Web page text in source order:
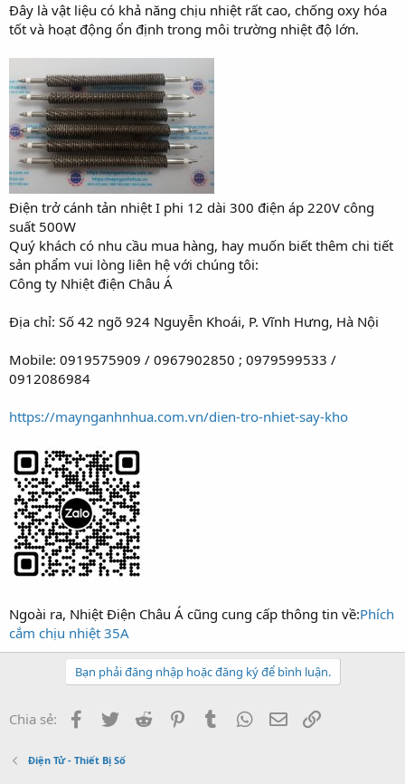
Đây là vật liệu có khả năng chịu nhiệt rất cao, chống oxy hóa
tốt và hoạt động ổn định trong môi trường nhiệt độ lớn.
Điện trở cánh tản nhiệt I phi 12 dài 300 điện áp 220V công
suất 500W
Quý khách có nhu cầu mua hàng, hay muốn biết thêm chi tiết
sản phẩm vui lòng liên hệ với chúng tôi:
Công ty Nhiệt điện Châu Á
Địa chỉ: Số 42 ngõ 924 Nguyễn Khoái, P. Vĩnh Hưng, Hà Nội
Mobile: 0919575909 / 0967902850 ; 0979599533 /
0912086984
https://maynganhnhua.com.vn/dien-tro-nhiet-say-kho
Ngoài ra, Nhiệt Điện Châu Á cũng cung cấp thông tin về:Phích
cắm chịu nhiệt 35A
Bạn phải đăng nhập hoặc đăng ký để bình luận.
Chia sẻ: Facebook
Twitter Reddit PinterestTumblr WhatsApp
Email
Điện Tử - Thiết Bị Số